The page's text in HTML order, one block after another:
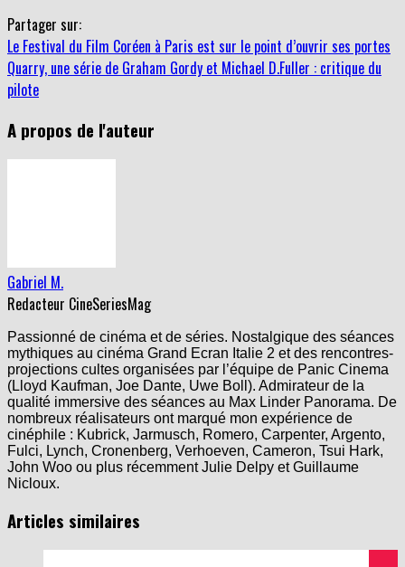
Partager sur:
Le Festival du Film Coréen à Paris est sur le point d’ouvrir ses portes
Quarry, une série de Graham Gordy et Michael D.Fuller : critique du
pilote
A propos de l'auteur
Gabriel M.
Redacteur CineSeriesMag
Passionné de cinéma et de séries. Nostalgique des séances
mythiques au cinéma Grand Ecran Italie 2 et des rencontres-
projections cultes organisées par l’équipe de Panic Cinema
(Lloyd Kaufman, Joe Dante, Uwe Boll). Admirateur de la
qualité immersive des séances au Max Linder Panorama. De
nombreux réalisateurs ont marqué mon expérience de
cinéphile : Kubrick, Jarmusch, Romero, Carpenter, Argento,
Fulci, Lynch, Cronenberg, Verhoeven, Cameron, Tsui Hark,
John Woo ou plus récemment Julie Delpy et Guillaume
Nicloux.
Articles similaires